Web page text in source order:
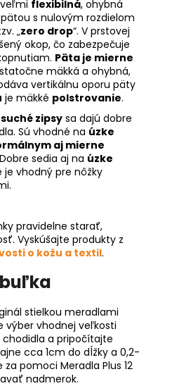
flexibilná, ohybná
s nulovým rozdielom
„zero drop“. V prstovej
okop, čo zabezpečuje
Päta je mierne
mäkká a ohybná,
vertikálnu oporu päty
je mäkké polstrovanie.
zipsy sa dajú dobre
Sú vhodné na úzke
aj mierne
sedia aj na úzke
je vhodný pre nôžky
pravidelne starať,
Vyskúšajte produkty z
o kožu a textil.
stielkou meradlami
výber vhodnej veľkosti
a pripočítajte
cca 1cm do dĺžky a 0,2-
pomoci Meradla Plus 12
nadmerok.